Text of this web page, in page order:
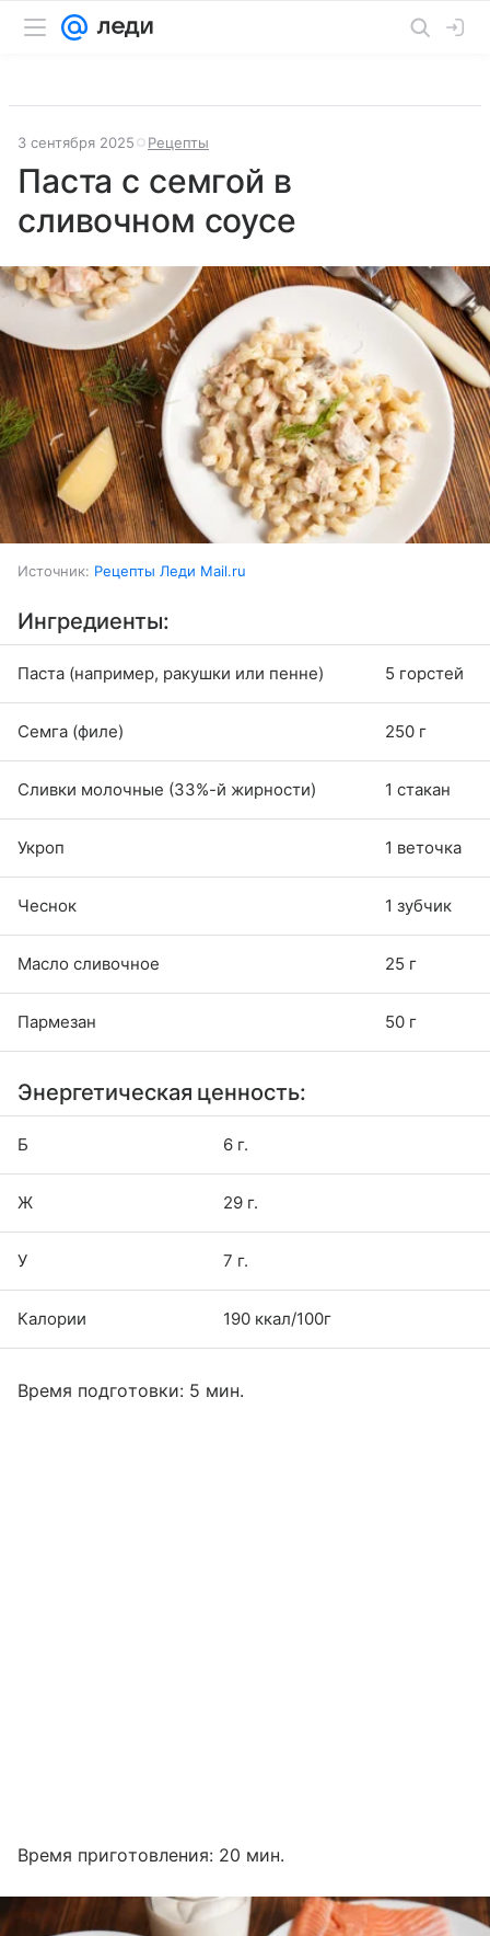
3 сентября 2025 Рецепты
Паста с семгой в
сливочном соусе
Источник: Рецепты Леди Mail.ru
Ингредиенты:
Паста (например, ракушки или пенне) 5 горстей
Семга (филе) 250 г
Сливки молочные (33%-й жирности) 1 стакан
Укроп 1 веточка
Чеснок 1 зубчик
Масло сливочное 25 г
Пармезан 50 г
Энергетическая ценность:
Б 6 г.
Ж 29 г.
У 7 г.
Калории 190 ккал/100г
Время подготовки: 5 мин.
Время приготовления: 20 мин.